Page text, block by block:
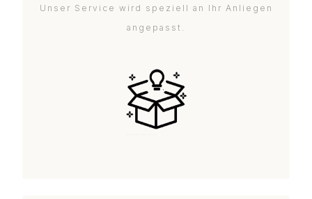
Unser Service wird speziell an Ihr Anliegen
angepasst.